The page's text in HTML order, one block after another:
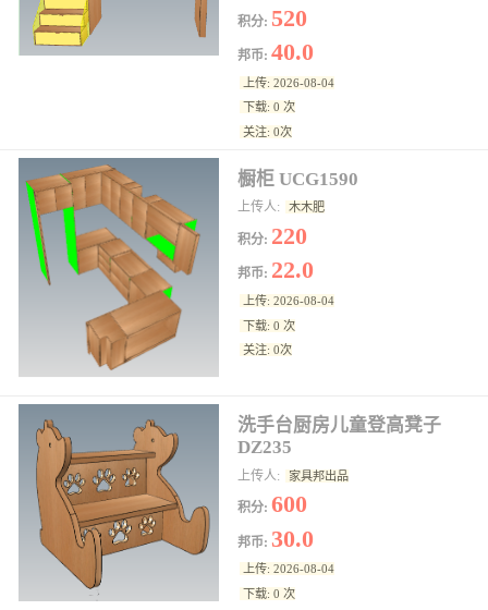
积分: 520
邦币:40.0
上传: 2026-08-04
下载: 0 次
关注: 0次
橱柜 UCG1590
上传人: 木木肥
积分: 220
邦币: 22.0
上传: 2026-08-04
下载: 0 次
关注: 0次
洗手台厨房儿童登高凳子
DZ235
上传人: 家具邦出品
积分:600
邦币: 30.0
上传: 2026-08-04
下载: 0 次